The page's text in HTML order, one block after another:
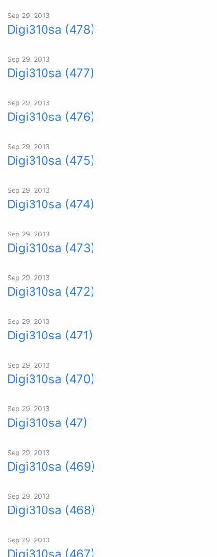
Sep 29, 2013
Digi310sa (478)
Sep 29, 2013
Digi310sa (477)
Sep 29, 2013
Digi310sa (476)
Sep 29, 2013
Digi310sa (475)
Sep 29, 2013
Digi310sa (474)
Sep 29, 2013
Digi310sa (473)
Sep 29, 2013
Digi310sa (472)
Sep 29, 2013
Digi310sa (471)
Sep 29, 2013
Digi310sa (470)
Sep 29, 2013
Digi310sa (47)
Sep 29, 2013
Digi310sa (469)
Sep 29, 2013
Digi310sa (468)
Sep 29, 2013
Digi310sa (467)